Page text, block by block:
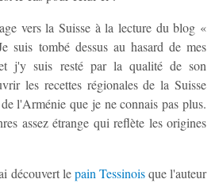
vers la Suisse à la lecture du blog «
suis tombé dessus au hasard de mes
j'y suis resté par la qualité de son
les recettes régionales de la Suisse
l'Arménie que je ne connais pas plus.
assez étrange qui reflète les origines
découvert lepain Tessinoisque l'auteur